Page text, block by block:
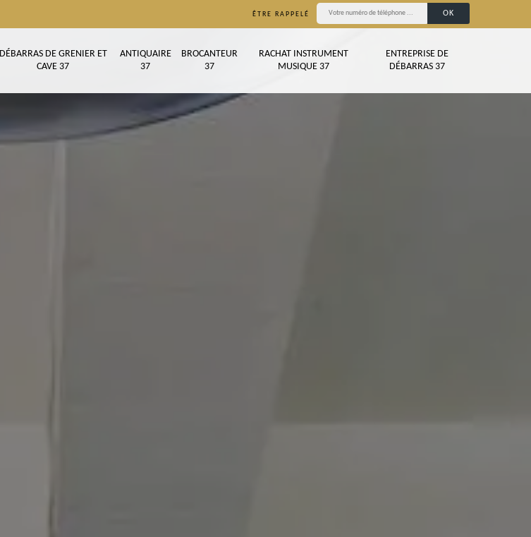
ÊTRE RAPPELÉ
DÉBARRAS DE GRENIER ET
CAVE 37
ANTIQUAIRE
37
BROCANTEUR
37
RACHAT INSTRUMENT
MUSIQUE 37
ENTREPRISE DE
DÉBARRAS 37